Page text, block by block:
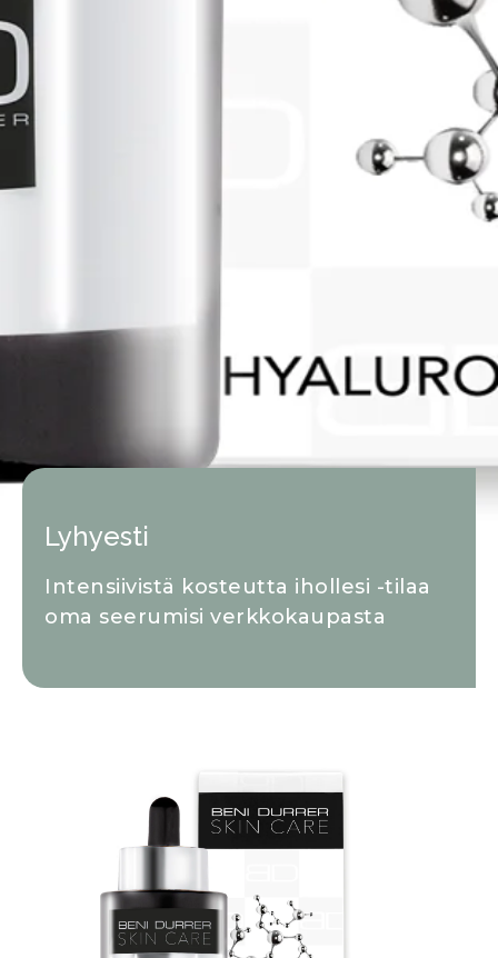
Lyhyesti
Intensiivistä kosteutta ihollesi -tilaa
oma seerumisi verkkokaupasta